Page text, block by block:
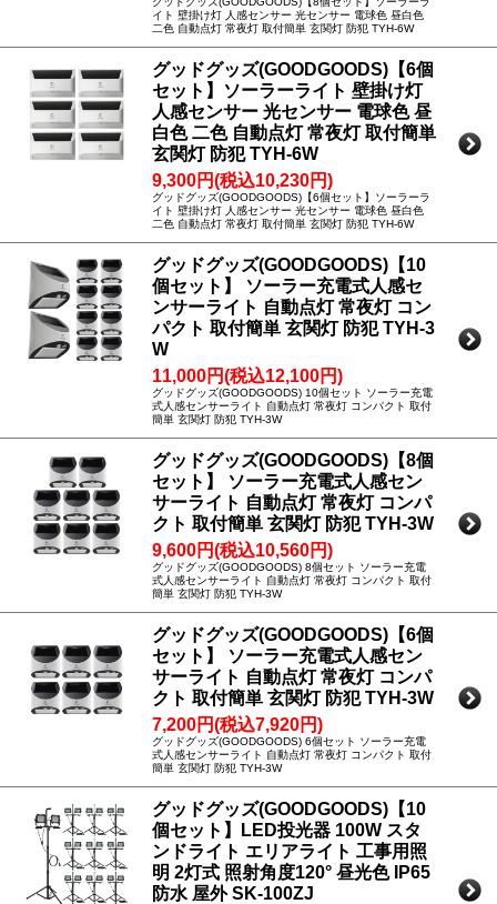
イト 壁掛け灯 人感センサー 光センサー 電球色 昼白色
二色 自動点灯 常夜灯 取付簡単 玄関灯 防犯 TYH-6W
グッドグッズ(GOODGOODS)【6個
セット】ソーラーライト 壁掛け灯
人感センサー 光センサー 電球色 昼
白色 二色 自動点灯 常夜灯 取付簡単
玄関灯 防犯 TYH-6W
9,300円(税込10,230円)
グッドグッズ(GOODGOODS)【6個セット】ソーラーラ
イト 壁掛け灯 人感センサー 光センサー 電球色 昼白色
二色 自動点灯 常夜灯 取付簡単 玄関灯 防犯 TYH-6W
グッドグッズ(GOODGOODS)【10
個セット】 ソーラー充電式人感セ
ンサーライト 自動点灯 常夜灯 コン
パクト 取付簡単 玄関灯 防犯 TYH-3
W
11,000円(税込12,100円)
グッドグッズ(GOODGOODS) 10個セット ソーラー充電
式人感センサーライト 自動点灯 常夜灯 コンパクト 取付
簡単 玄関灯 防犯 TYH-3W
グッドグッズ(GOODGOODS)【8個
セット】 ソーラー充電式人感セン
サーライト 自動点灯 常夜灯 コンパ
クト 取付簡単 玄関灯 防犯 TYH-3W
9,600円(税込10,560円)
グッドグッズ(GOODGOODS) 8個セット ソーラー充電
式人感センサーライト 自動点灯 常夜灯 コンパクト 取付
簡単 玄関灯 防犯 TYH-3W
グッドグッズ(GOODGOODS)【6個
セット】 ソーラー充電式人感セン
サーライト 自動点灯 常夜灯 コンパ
クト 取付簡単 玄関灯 防犯 TYH-3W
7,200円(税込7,920円)
グッドグッズ(GOODGOODS) 6個セット ソーラー充電
式人感センサーライト 自動点灯 常夜灯 コンパクト 取付
簡単 玄関灯 防犯 TYH-3W
グッドグッズ(GOODGOODS)【10
個セット】LED投光器 100W スタ
ンドライト エリアライト 工事用照
明 2灯式 照射角度120° 昼光色 IP65
防水 屋外 SK-100ZJ